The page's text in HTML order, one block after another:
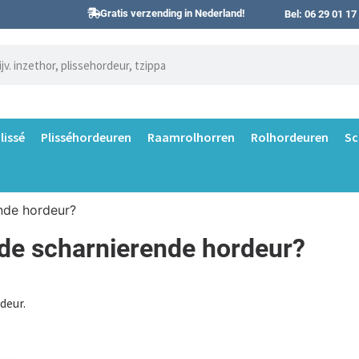
Gratis verzending in Nederland! Bel: 06 29 01 17
Plisséhordeuren Raamrolhorren Rolhordeuren
hordeur?
scharnierende hordeur?